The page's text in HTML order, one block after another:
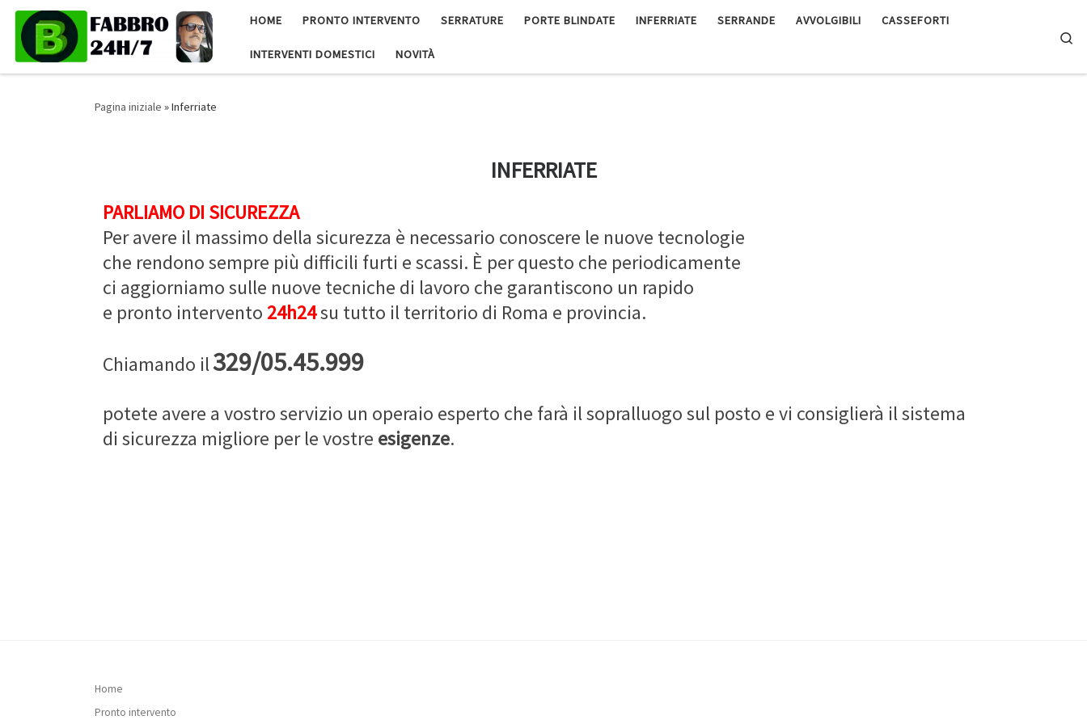
Skip to content HOME PRONTO INTERVENTO SERRATURE PORTE BLINDATE INFERRIATE SERRANDE AVVOLGIBILI CASSEFORTI
INTERVENTI DOMESTICI NOVITÀ
Pagina iniziale »Inferriate
INFERRIATE
PARLIAMO DI SICUREZZA
Per avere il massimo della sicurezza è necessario conoscere le nuove tecnologie
che rendono sempre più difficili furti e scassi. È per questo che periodicamente
ci aggiorniamo sulle nuove tecniche di lavoro che garantiscono un rapido
e pronto intervento 24h24su tutto il territorio di Roma e provincia.
Chiamando il329/05.45.999
potete avere a vostro servizio un operaio esperto che farà il sopralluogo sul posto e vi consiglierà il sistema
di sicurezza migliore per le vostre esigenze.
Home
Pronto intervento